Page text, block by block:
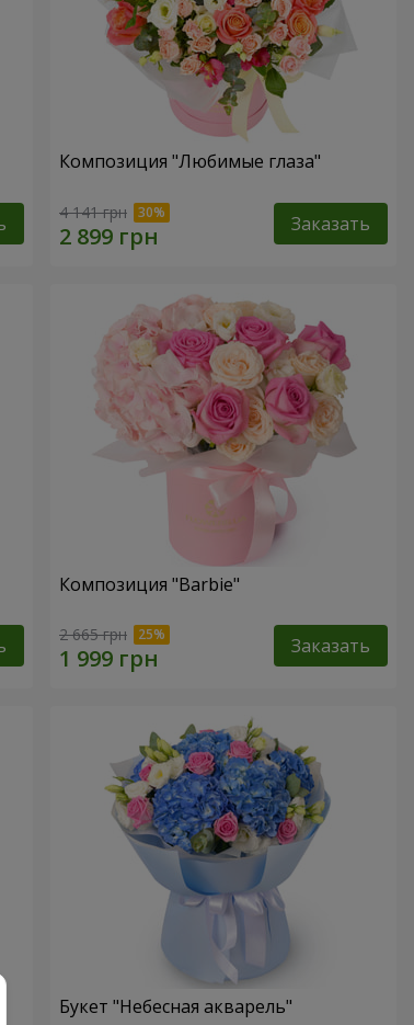
Композиция "Любимые глаза"
4 141 грн Заказать
Композиция "Barbie"
2 665 грн Заказать
Букет "Небесная акварель"